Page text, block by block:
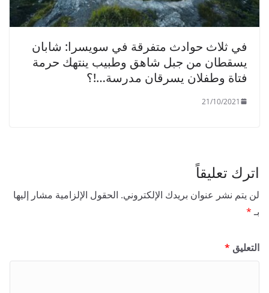
في ثلاث حوادث متفرقة في سويسرا: شابان
يسقطان من جبل شاهق وطبيب ينتهك حرمة
فتاة وطفلان يسرقان مدرسة…!؟
21/10/2021
اترك تعليقاً
لن يتم نشر عنوان بريدك الإلكتروني. الحقول الإلزامية مشار إليها
بـ*
التعليق *